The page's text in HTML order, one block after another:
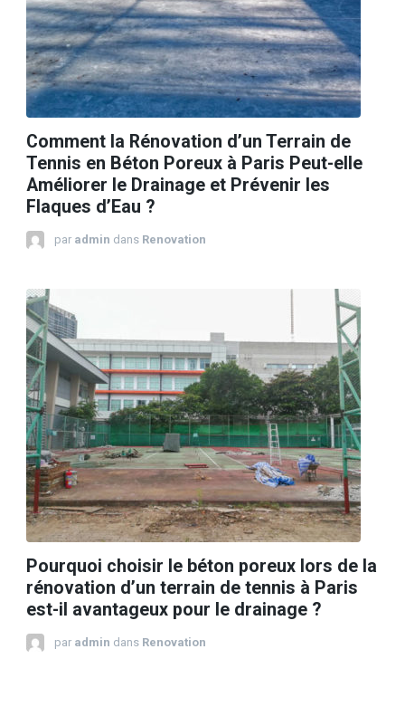
Comment la Rénovation d’un Terrain de
Tennis en Béton Poreux à Paris Peut-elle
Améliorer le Drainage et Prévenir les
Flaques d’Eau ?
par admin dans Renovation
Pourquoi choisir le béton poreux lors de la
rénovation d’un terrain de tennis à Paris
est-il avantageux pour le drainage ?
par admin dans Renovation